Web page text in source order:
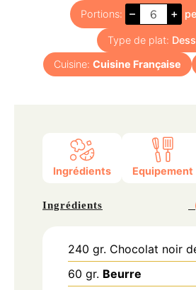
Portions: – +
Type de plat:
Cuisine: Cuisine Française
Ingrédients Equipement
Ingrédients
240 gr. Chocolat noir
60 gr. Beurre